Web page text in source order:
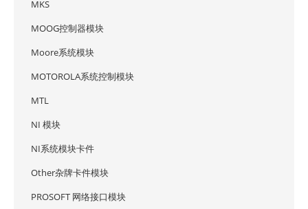
MKS
MOOG控制器模块
Moore系统模块
MOTOROLA系统控制模块
MTL
NI 模块
NI系统模块卡件
Other杂牌卡件模块
PROSOFT 网络接口模块